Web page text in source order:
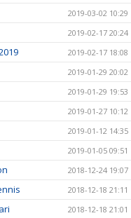
2019-03-02 10:29
2019-02-17 20:24
2019-02-17 18:08
2019-01-29 20:02
2019-01-29 19:53
2019-01-27 10:12
2019-01-12 14:35
2019-01-05 09:51
2018-12-24 19:07
2018-12-18 21:11
2018-12-18 21:01